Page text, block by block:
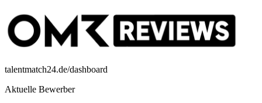
talentmatch24.de/dashboard
Aktuelle Bewerber